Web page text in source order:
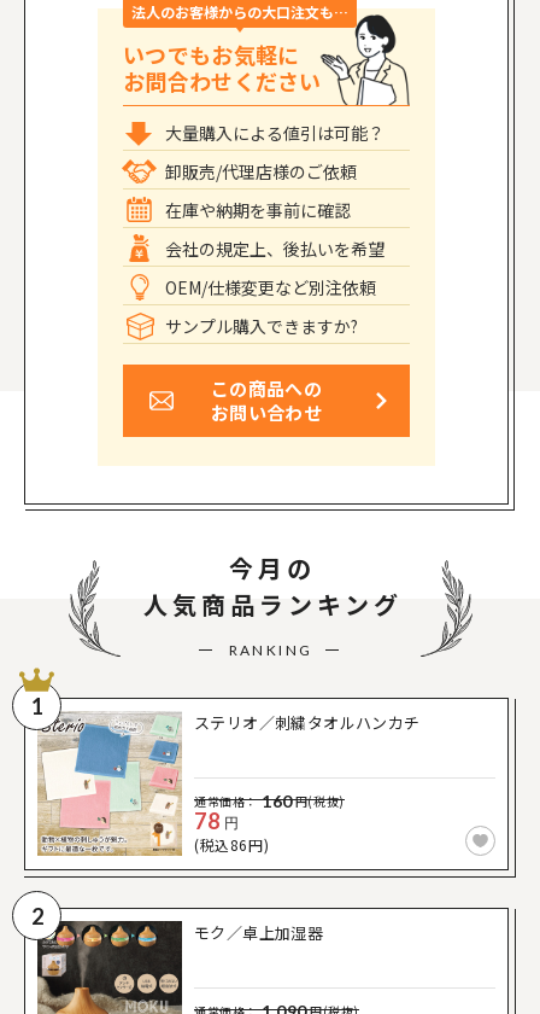
法人のお客様からの大口注文も…
いつでもお気軽に
お問合わせください
大量購入による値引は可能？
卸販売/代理店様のご依頼
在庫や納期を事前に確認
会社の規定上、後払いを希望
OEM/仕様変更など別注依頼
サンプル購入できますか?
この商品への
お問い合わせ
今月の
人気商品ランキング
RANKING
1
ステリオ／刺繍タオルハンカチ
通常価格： 160円(税抜)
78 円
(税込86円)
2
モク／卓上加湿器